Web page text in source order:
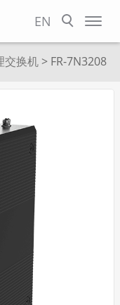
EN
交换机> FR-7N3208